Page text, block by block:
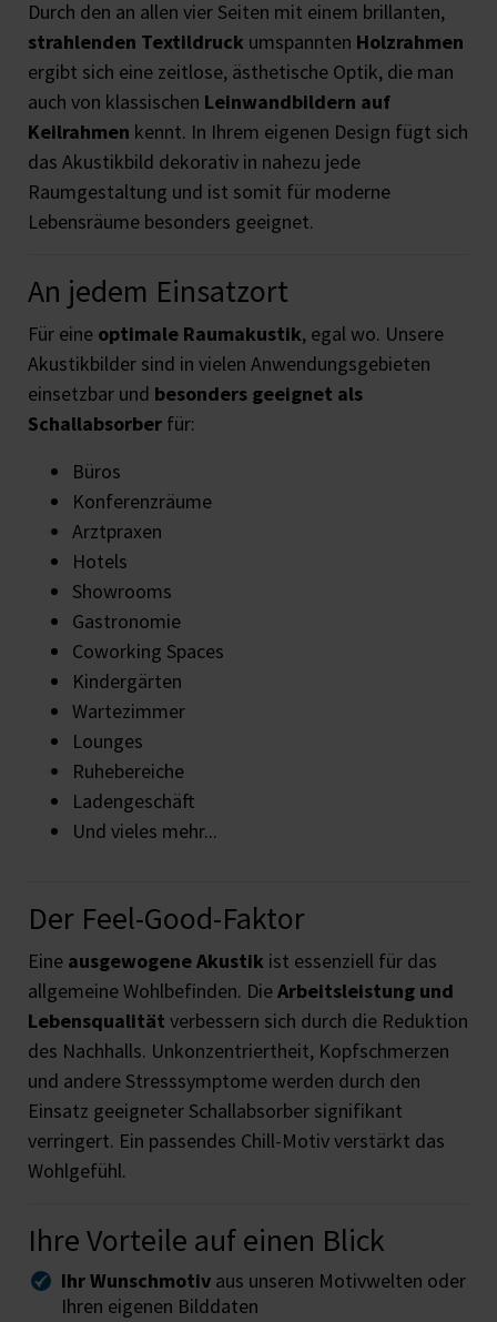
Durch den an allen vier Seiten mit einem brillanten,
strahlenden Textildruck umspannten Holzrahmen
ergibt sich eine zeitlose, ästhetische Optik, die man
auch von klassischen Leinwandbildern auf
Keilrahmen kennt. In Ihrem eigenen Design fügt sich
das Akustikbild dekorativ in nahezu jede
Raumgestaltung und ist somit für moderne
Lebensräume besonders geeignet.
An jedem Einsatzort
Für eine optimale Raumakustik, egal wo. Unsere
Akustikbilder sind in vielen Anwendungsgebieten
einsetzbar und besonders geeignet als
Schallabsorber für:
Büros
Konferenzräume
Arztpraxen
Hotels
Showrooms
Gastronomie
Coworking Spaces
Kindergärten
Wartezimmer
Lounges
Ruhebereiche
Ladengeschäft
Und vieles mehr...
Der Feel-Good-Faktor
Eine ausgewogene Akustik ist essenziell für das
allgemeine Wohlbefinden. DieArbeitsleistung und
Lebensqualität verbessern sich durch die Reduktion
des Nachhalls. Unkonzentriertheit, Kopfschmerzen
und andere Stresssymptome werden durch den
Einsatz geeigneter Schallabsorber signifikant
verringert. Ein passendes Chill-Motiv verstärkt das
Wohlgefühl.
Ihre Vorteile auf einen Blick
Ihr Wunschmotiv aus unseren Motivwelten oder
Ihren eigenen Bilddaten